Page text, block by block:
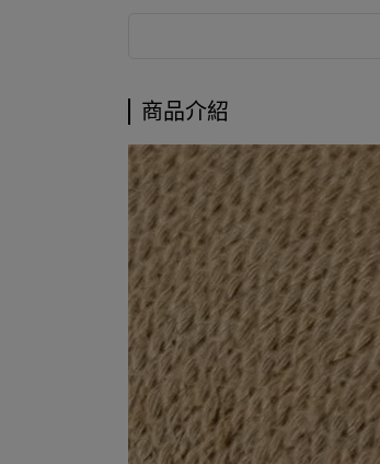
商品介紹